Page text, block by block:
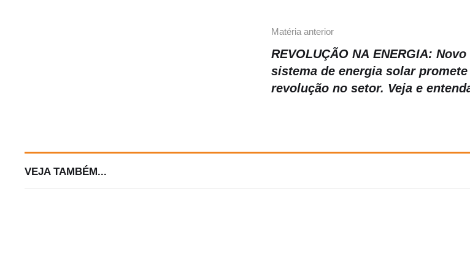
Matéria anterior
REVOLUÇÃO NA ENERGIA: Novo
sistema de energia solar promete
revolução no setor. Veja e
VEJA TAMBÉM...